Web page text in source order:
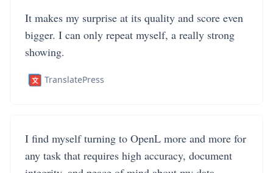
It makes my surprise at its quality and score even
bigger. I can only repeat myself, a really strong
showing.
TranslatePress
I find myself turning to OpenL more and more for
any task that requires high accuracy, document